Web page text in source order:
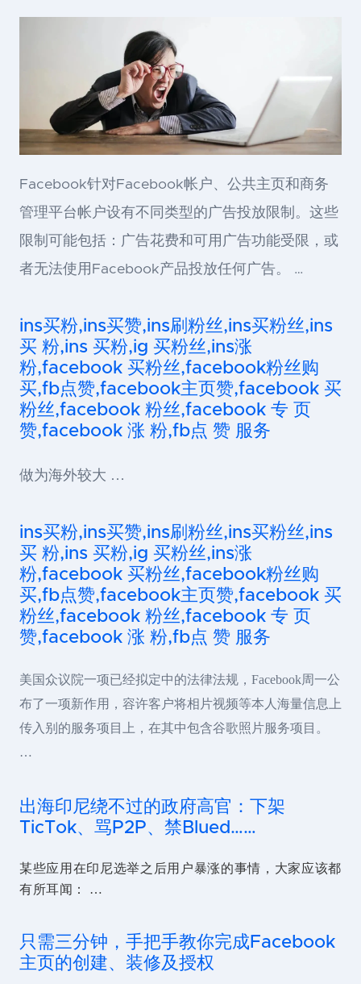
Facebook针对Facebook帐户、公共主页和商务
管理平台帐户设有不同类型的广告投放限制。这些
限制可能包括：广告花费和可用广告功能受限，或
者无法使用Facebook产品投放任何广告。 …
ins买粉,ins买赞,ins刷粉丝,ins买粉丝,ins
买 粉,ins 买粉,ig 买粉丝,ins涨
粉,facebook 买粉丝,facebook粉丝购
买,fb点赞,facebook主页赞,facebook 买
粉丝,facebook 粉丝,facebook 专 页
赞,facebook 涨 粉,fb点 赞 服务
做为海外较大 …
ins买粉,ins买赞,ins刷粉丝,ins买粉丝,ins
买 粉,ins 买粉,ig 买粉丝,ins涨
粉,facebook 买粉丝,facebook粉丝购
买,fb点赞,facebook主页赞,facebook 买
粉丝,facebook 粉丝,facebook 专 页
赞,facebook 涨 粉,fb点 赞 服务
美国众议院一项已经拟定中的法律法规，Facebook周一公
布了一项新作用，容许客户将相片视频等本人海量信息上
传入别的服务项目上，在其中包含谷歌照片服务项目。
…
出海印尼绕不过的政府高官：下架
TicTok、骂P2P、禁Blued……
某些应用在印尼选举之后用户暴涨的事情，大家应该都
有所耳闻： …
只需三分钟，手把手教你完成Facebook
主页的创建、装修及授权